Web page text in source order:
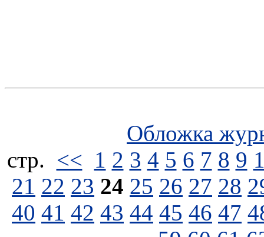
Обложка
стp. << 1 2 3 4 5 6 7 8 9
21 22 23 24 25 26 27 28
40 41 42 43 44 45 46 47